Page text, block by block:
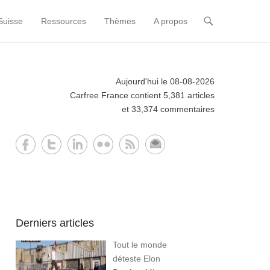
Ressources Thèmes A propos
Aujourd'hui le 08-08-2026
Carfree France contient 5,381 articles
et 33,374 commentaires
Derniers articles
Tout le monde
déteste Elon